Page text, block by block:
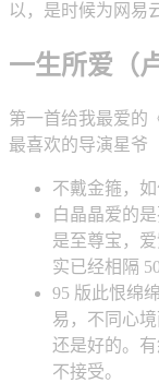
以，是时候为网易
一生所爱（
第一首给我最爱的
最喜欢的导演星爷
不戴金箍，
白晶晶爱的
是至尊宝，
实已经相隔
95 版此恨绵
易，不同心
还是好的。
不接受。